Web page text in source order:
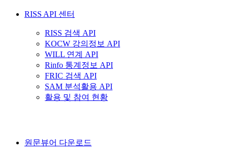
RISS API 센터
RISS 검색 API
KOCW 강의정보 API
WILL 연계 API
Rinfo 통계정보 API
FRIC 검색 API
SAM 분석활용 API
활용 및 참여 현황
원문뷰어 다운로드